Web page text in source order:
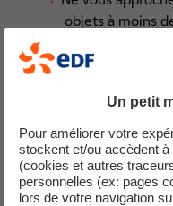
objets à moins
arbre menace
Favoriser
Distances
et les lignes
Un petit
Pour améliorer votre
stockent et/ou accèdent
(cookies et autres
personnelles (ex: pages
lors de votre navigation